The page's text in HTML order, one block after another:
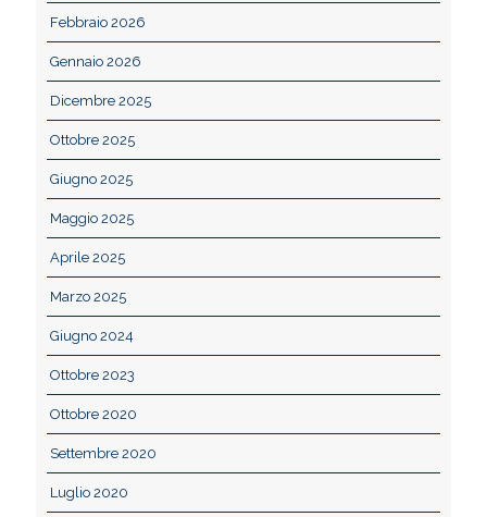
Febbraio 2026
Gennaio 2026
Dicembre 2025
Ottobre 2025
Giugno 2025
Maggio 2025
Aprile 2025
Marzo 2025
Giugno 2024
Ottobre 2023
Ottobre 2020
Settembre 2020
Luglio 2020